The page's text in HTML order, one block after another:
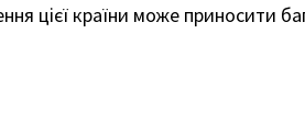
цієї країни може приносити